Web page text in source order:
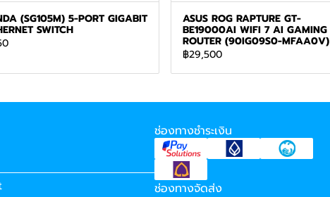
(SG105M) 5-PORT GIGABIT
SWITCH
ASUS ROG RAPTURE GT-
BE19000AI WIFI 7 AI GAMING
ROUTER (90IG09S0-MFAA0V)
฿29,500
ช่องทางชำระเงิน
ช่องทางจัดส่ง